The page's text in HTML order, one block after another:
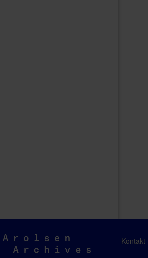
Arolsen
Archives
Kontakt